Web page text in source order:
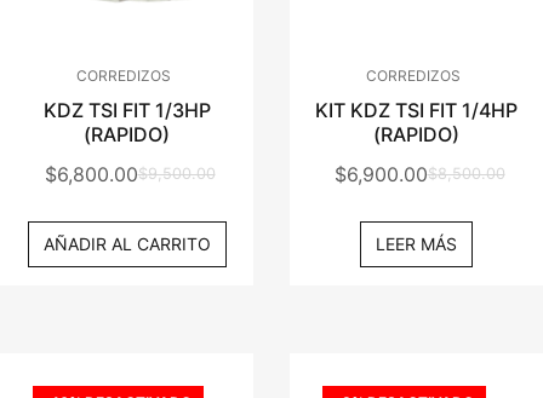
CORREDIZOS
KDZ TSI FIT 1/3HP
(RAPIDO)
$9,500.00
El
Precio
Original
$6,800.00
El
Precio
Actual
AÑADIR AL CARRITO
CORREDIZOS
KIT KDZ TSI FIT 1/4HP
(RAPIDO)
$8,500.00
El
Precio
Original
$6,900.00
El
Precio
Actual
LEER MÁS